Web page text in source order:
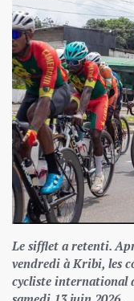
Le sifflet a retenti.
vendredi à Kribi, les
cycliste international